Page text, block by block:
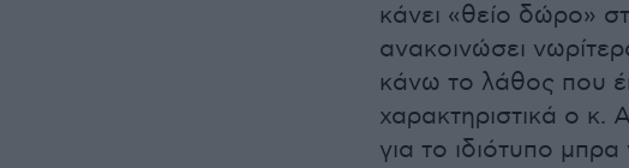
κάνει «θείο δώρο»
ανακοινώσει
κάνω το λάθος που
χαρακτηριστικά ο κ.
για το ιδιότυπο